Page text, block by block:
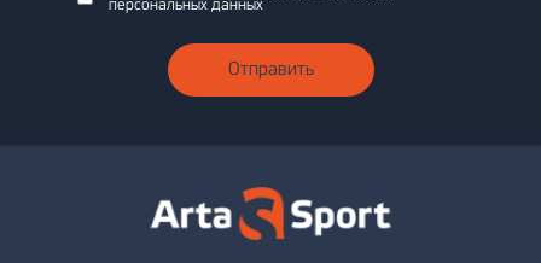
персональных данных
Отправить